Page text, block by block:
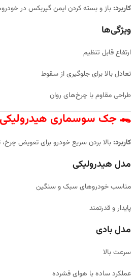
کاربرد: باز و بسته کردن ایمن گیربکس در
ویژگی‌ها
ارتفاع قابل تنظیم
تعادل بالا برای جلوگیری از سقوط
طراحی مقاوم با چرخ‌های روان
🐊 جک سوسماری هیدرولیکی
کاربرد: بالا بردن سریع خودرو برای تعویض چرخ،
مدل هیدرولیکی
مناسب خودروهای سبک و سنگین
پایدار و قدرتمند
مدل بادی
سرعت بالا
عملکرد ساده با هوای فشرده